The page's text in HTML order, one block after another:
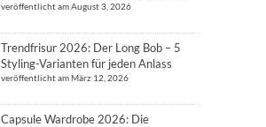
veröffentlicht am August 3, 2026
Trendfrisur 2026: Der Long Bob – 5
Styling-Varianten für jeden Anlass
veröffentlicht am März 12, 2026
Capsule Wardrobe 2026: Die